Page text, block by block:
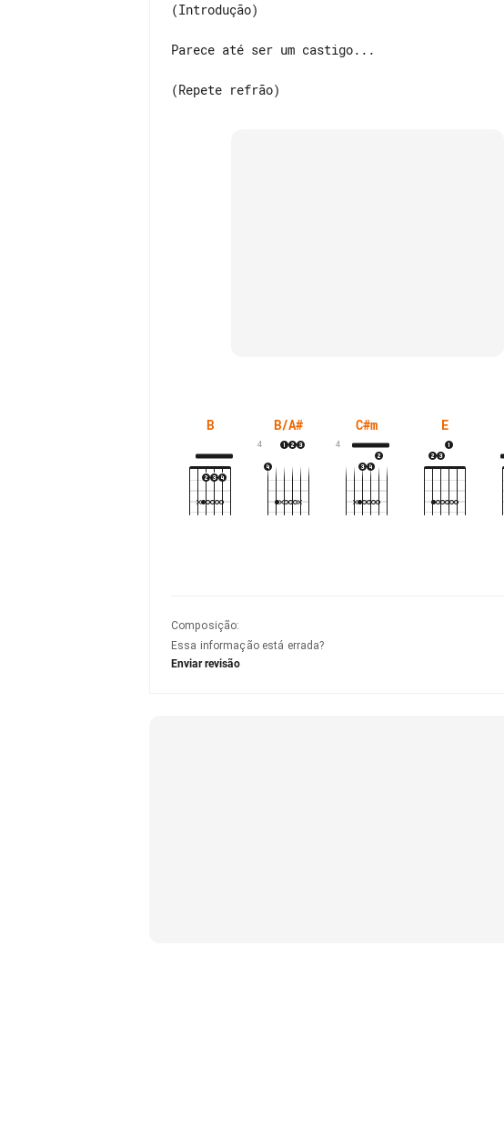
(Introdução)
Parece até ser um castigo...
B B/A#
4
C#m
4
E
Composição:
Essa informação está errada?
Enviar revisão